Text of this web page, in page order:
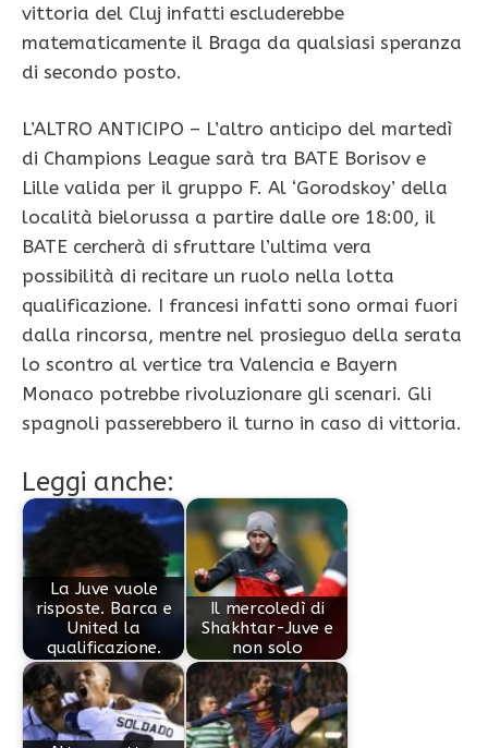
vittoria del Cluj infatti escluderebbe
matematicamente il Braga da qualsiasi speranza
di secondo posto.
L’ALTRO ANTICIPO – L’altro anticipo del martedì
di Champions League sarà tra BATE Borisov e
Lille valida per il gruppo F. Al ‘Gorodskoy’ della
località bielorussa a partire dalle ore 18:00, il
BATE cercherà di sfruttare l’ultima vera
possibilità di recitare un ruolo nella lotta
qualificazione. I francesi infatti sono ormai fuori
dalla rincorsa, mentre nel prosieguo della serata
lo scontro al vertice tra Valencia e Bayern
Monaco potrebbe rivoluzionare gli scenari. Gli
spagnoli passerebbero il turno in caso di vittoria.
Leggi anche:
La Juve vuole
risposte. Barca e
United la
qualificazione.
Il mercoledì di
Shakhtar-Juve e
non solo